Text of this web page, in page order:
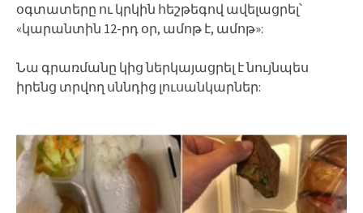
օգտատերը ու կրկին հեշթեգով ավելացրել՝
«կարանտին 12-րդ օր, ամոթ է, ամոթ»:
Նա գրառմանը կից ներկայացրել է նույնպես
իրենց տրվող սննդից լուսանկարներ: